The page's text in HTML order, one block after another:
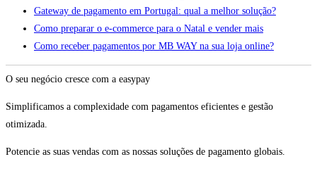
Gateway de pagamento em Portugal: qual a melhor solução?
Como preparar o e-commerce para o Natal e vender mais
Como receber pagamentos por MB WAY na sua loja online?
O seu negócio cresce com a easypay
Simplificamos a complexidade com pagamentos eficientes e gestão
otimizada.
Potencie as suas vendas com as nossas soluções de pagamento globais.